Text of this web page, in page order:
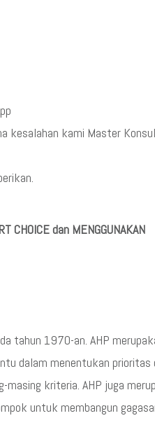
kesalahan kami Master
CHOICE dan MENGGUNAKAN
tahun 1970-an. AHP
dalam menentukan prioritas
masing kriteria. AHP juga
untuk membangun